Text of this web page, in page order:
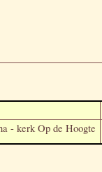
- kerk Op de Hoogte